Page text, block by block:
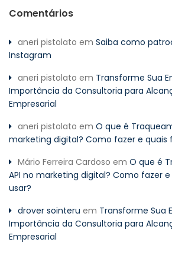
Comentários
aneri pistolato em Saiba como
Instagram
aneri pistolato em Transforme Sua
Importância da Consultoria para
Empresarial
aneri pistolato em O que é
marketing digital? Como fazer e quais
Mário Ferreira Cardoso em O que é
API no marketing digital? Como fazer
usar?
drover sointeru em Transforme Sua
Importância da Consultoria para
Empresarial